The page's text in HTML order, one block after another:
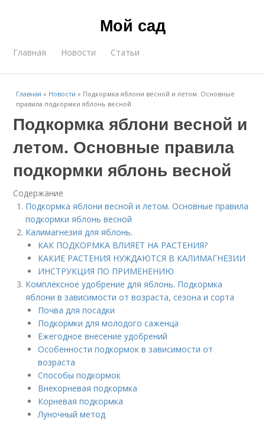
Мой сад
Главная Новости Статьи
Главная » Новости » Подкормка яблони весной и летом. Основные
правила подкормки яблонь весной
Подкормка яблони весной и
летом. Основные правила
подкормки яблонь весной
Содержание
Подкормка яблони весной и летом. Основные правила
подкормки яблонь весной
Калимагнезия для яблонь.
КАК ПОДКОРМКА ВЛИЯЕТ НА РАСТЕНИЯ?
КАКИЕ РАСТЕНИЯ НУЖДАЮТСЯ В КАЛИМАГНЕЗИИ
ИНСТРУКЦИЯ ПО ПРИМЕНЕНИЮ
Комплексное удобрение для яблонь. Подкормка
яблони в зависимости от возраста, сезона и сорта
Почва для посадки
Подкормки для молодого саженца
Ежегодное внесение удобрений
Особенности подкормок в зависимости от
возраста
Способы подкормок
Внекорневая подкормка
Корневая подкормка
Луночный метод